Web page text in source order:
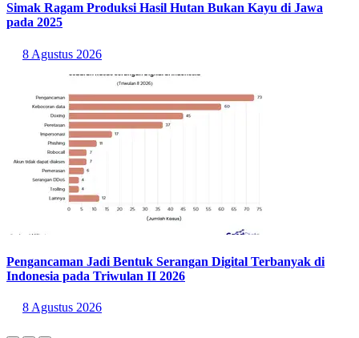
Simak Ragam Produksi Hasil Hutan Bukan Kayu di Jawa
pada 2025
8 Agustus 2026
Pengancaman Jadi Bentuk Serangan Digital Terbanyak di
Indonesia pada Triwulan II 2026
8 Agustus 2026